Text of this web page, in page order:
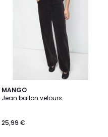
MANGO
Jean ballon velours
25,99 €